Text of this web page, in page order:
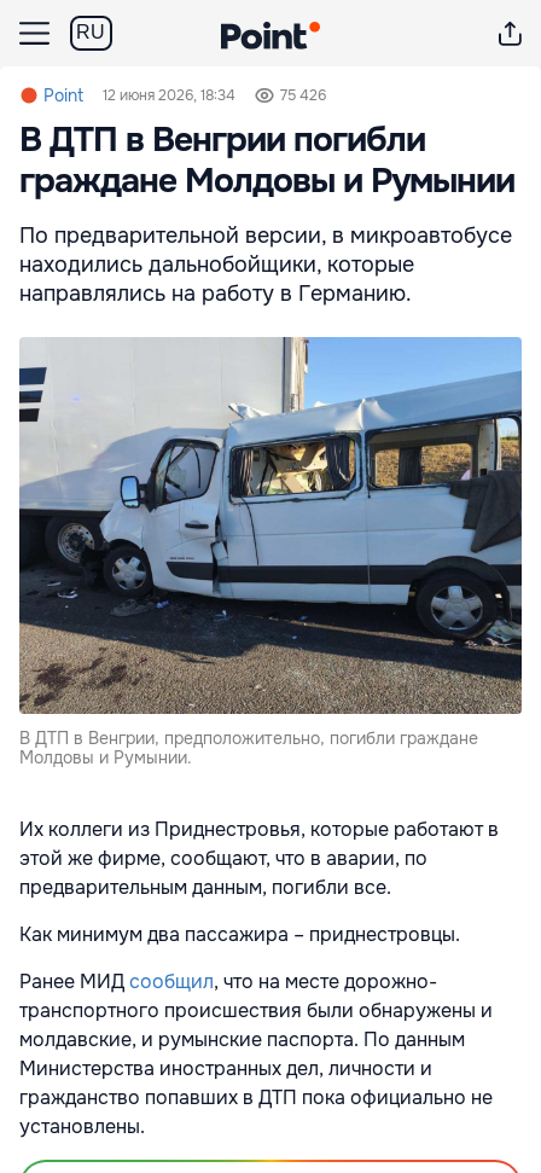
RU
Point 12 июня 2026, 18:34 75 426
В ДТП в Венгрии погибли
граждане Молдовы и Румынии
По предварительной версии, в микроавтобусе
находились дальнобойщики, которые
направлялись на работу в Германию.
В ДТП в Венгрии, предположительно, погибли граждане
Молдовы и Румынии.
Их коллеги из Приднестровья, которые работают в
этой же фирме, сообщают, что в аварии, по
предварительным данным, погибли все.
Как минимум два пассажира – приднестровцы.
Ранее МИДсообщил, что на месте дорожно-
транспортного происшествия были обнаружены и
молдавские, и румынские паспорта. По данным
Министерства иностранных дел, личности и
гражданство попавших в ДТП пока официально не
установлены.